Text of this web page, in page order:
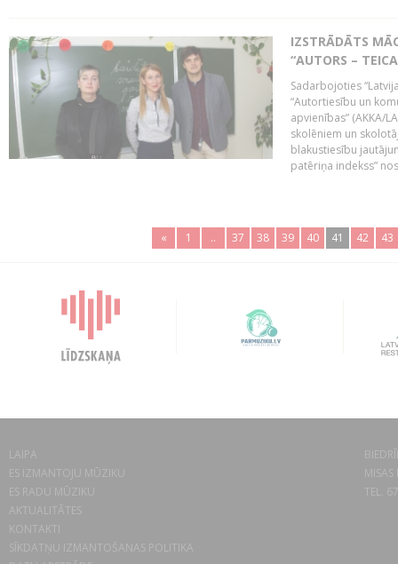
IZSTRĀDĀTS
“AUTORS –
Sadarbojoties
“Autortiesību un
apvienības” (AKKA/
skolēniem un
blakustiesību
patēriņa indekss”
« 1 .. 37 38 39 40 41 42 43
LAIPA
ES IZMANTOJU MŪZIKU
ES RADU MŪZIKU
AKTUALITĀTES
KONTAKTI
SĪKDATŅU IZMANTOŠANAS POLITIKA
TEL.